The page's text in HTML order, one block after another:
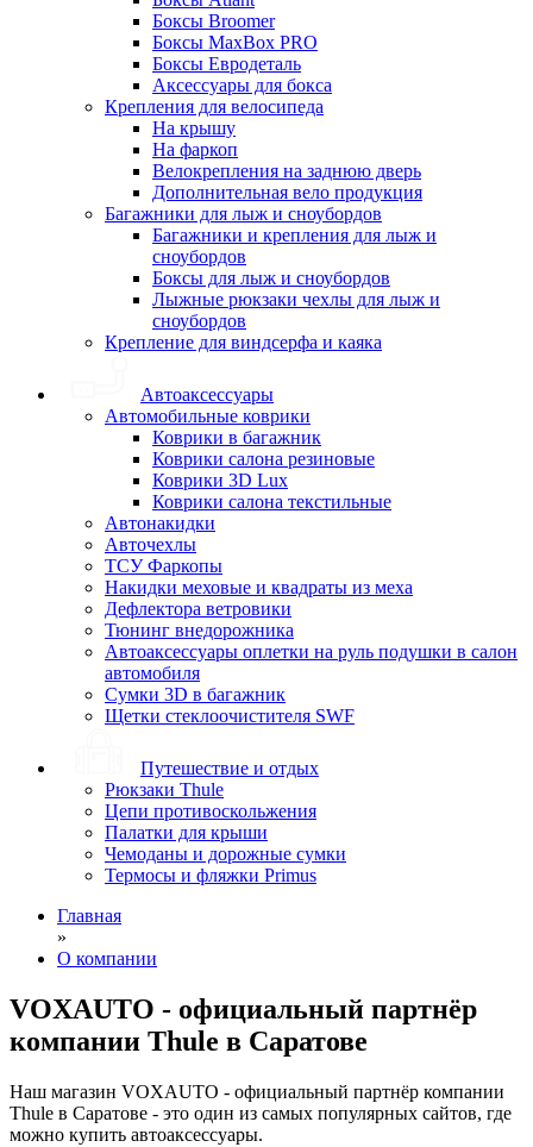
Боксы Broomer
Боксы MaxBox PRO
Боксы Евродеталь
Аксессуары для бокса
Крепления для велосипеда
На крышу
На фаркоп
Велокрепления на заднюю дверь
Дополнительная вело продукция
Багажники для лыж и сноубордов
Багажники и крепления для лыж и
сноубордов
Боксы для лыж и сноубордов
Лыжные рюкзаки чехлы для лыж и
сноубордов
Крепление для виндсерфа и каяка
Автоаксессуары
Автомобильные коврики
Коврики в багажник
Коврики салона резиновые
Коврики 3D Lux
Коврики салона текстильные
Автонакидки
Авточехлы
ТСУ Фаркопы
Накидки меховые и квадраты из меха
Дефлектора ветровики
Тюнинг внедорожника
Автоаксессуары оплетки на руль подушки в салон
автомобиля
Сумки 3D в багажник
Щетки стеклоочистителя SWF
Путешествие и отдых
Рюкзаки Thule
Цепи противоскольжения
Палатки для крыши
Чемоданы и дорожные сумки
Термосы и фляжки Primus
Главная
»
О компании
VOXAUTO - официальный партнёр
компании Thule в Саратове
Наш магазин VOXAUTO - официальный партнёр компании
Thule в Саратове - это один из самых популярных сайтов, где
можно купить автоаксессуары.